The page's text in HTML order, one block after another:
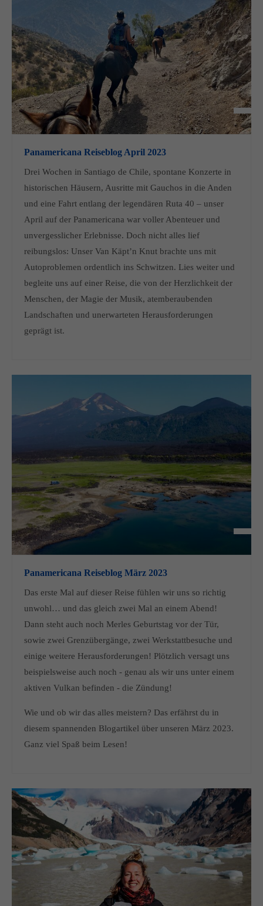
Panamericana Reiseblog April 2023
Drei Wochen in Santiago de Chile, spontane Konzerte in
historischen Häusern, Ausritte mit Gauchos in die Anden
und eine Fahrt entlang der legendären Ruta 40 – unser
April auf der Panamericana war voller Abenteuer und
unvergesslicher Erlebnisse. Doch nicht alles lief
reibungslos: Unser Van Käpt’n Knut brachte uns mit
Autoproblemen ordentlich ins Schwitzen. Lies weiter und
begleite uns auf einer Reise, die von der Herzlichkeit der
Menschen, der Magie der Musik, atemberaubenden
Landschaften und unerwarteten Herausforderungen
geprägt ist.
Panamericana Reiseblog März 2023
Das erste Mal auf dieser Reise fühlen wir uns so richtig
unwohl… und das gleich zwei Mal an einem Abend!
Dann steht auch noch Merles Geburtstag vor der Tür,
sowie zwei Grenzübergänge, zwei Werkstattbesuche und
einige weitere Herausforderungen! Plötzlich versagt uns
beispielsweise auch noch - genau als wir uns unter einem
aktiven Vulkan befinden - die Zündung!
Wie und ob wir das alles meistern? Das erfährst du in
diesem spannenden Blogartikel über unseren März 2023.
Ganz viel Spaß beim Lesen!